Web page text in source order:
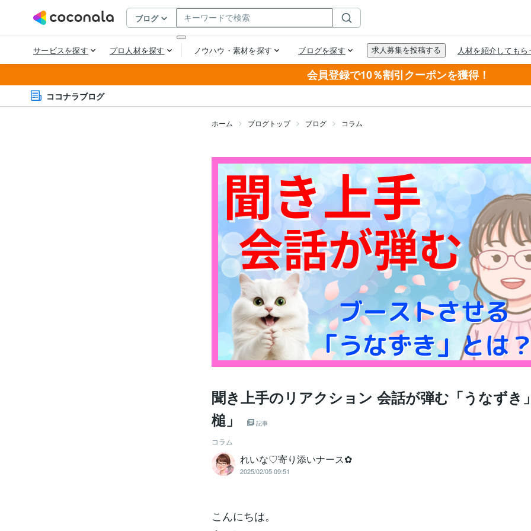
会員登録で10％割引クーポンを獲得！
ココナラブログ
ホーム ブログトップ ブログ コラム
聞き上手のリアクション 会話が弾む「うなずき
槌」
記事
コラム
れいな♡寄り添いナース✿
2025/02/05 09:51
こんにちは。